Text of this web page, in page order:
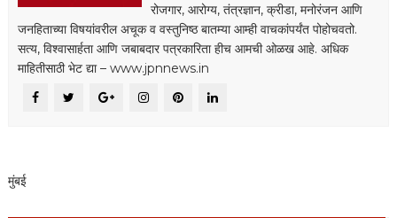
रोजगार, आरोग्य, तंत्रज्ञान, क्रीडा, मनोरंजन आणि
जनहिताच्या विषयांवरील अचूक व वस्तुनिष्ठ बातम्या आम्ही वाचकांपर्यंत पोहोचवतो.
सत्य, विश्वासार्हता आणि जबाबदार पत्रकारिता हीच आमची ओळख आहे. अधिक
माहितीसाठी भेट द्या – www.jpnnews.in
मुंबई